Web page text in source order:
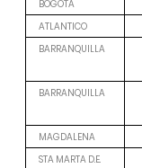
BOGOTA
ATLANTICO
BARRANQUILLA
BARRANQUILLA
MAGDALENA
STA MARTA D.E.